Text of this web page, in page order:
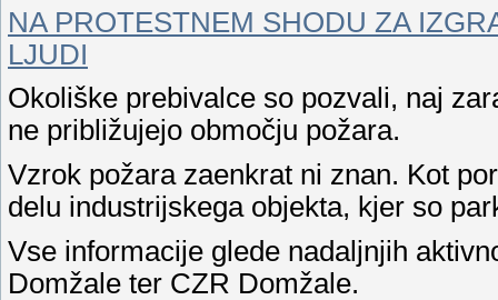
NA PROTESTNEM SHODU ZA
LJUDI
Okoliške prebivalce so pozvali, naj
ne približujejo območju požara.
Vzrok požara zaenkrat ni znan. Kot
delu industrijskega objekta, kjer so
Vse informacije glede nadaljnjih
Domžale ter CZR Domžale.